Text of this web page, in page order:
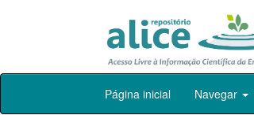
Skip
Página inicial Navegar